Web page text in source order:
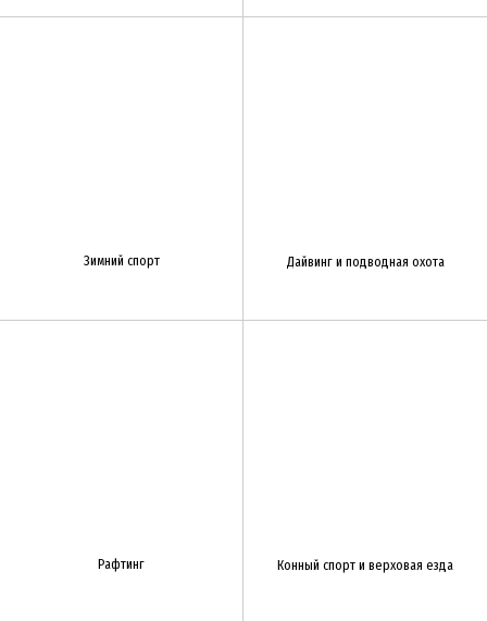
Зимний спорт Дайвинг и подводная охота
Рафтинг Конный спорт и верховая езда